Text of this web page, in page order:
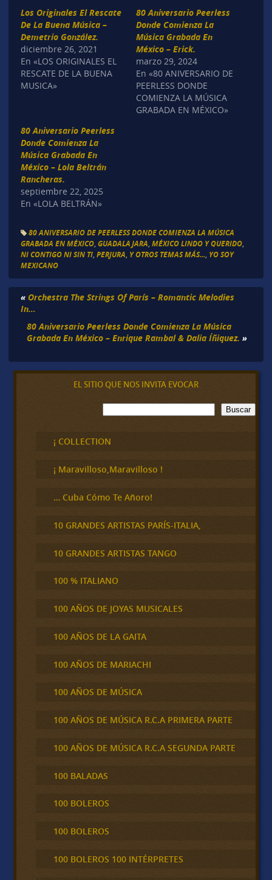
Los Originales El Rescate
De La Buena Música –
Demetrio González.
diciembre 26, 2021
En «LOS ORIGINALES EL
RESCATE DE LA BUENA
MUSICA»
80 Aniversario Peerless
Donde Comienza La
Música Grabada En
México – Erick.
marzo 29, 2024
En «80 ANIVERSARIO DE
PEERLESS DONDE
COMIENZA LA MÚSICA
GRABADA EN MÉXICO»
80 Aniversario Peerless
Donde Comienza La
Música Grabada En
México – Lola Beltrán
Rancheras.
septiembre 22, 2025
En «LOLA BELTRÁN»
80 ANIVERSARIO DE PEERLESS DONDE COMIENZA LA MÚSICA
GRABADA EN MÉXICO, GUADALAJARA MÉXICO LINDO Y QUERIDO,
NI CONTIGO NI SIN TI, PERJURA Y OTROS TEMAS MÁS... YO SOY
MEXICANO
« Orchestra The Strings Of París – Romantic Melodies
In…
80 Aniversario Peerless Donde Comienza La Música
Grabada En México – Enrique Rambal & Dalia Íñiquez. »
EL SITIO QUE NOS INVITA EVOCAR
B
u
c
a
Buscar
¡ COLLECTION
¡ Maravilloso,Maravilloso !
… Cuba Cómo Te Añoro!
10 GRANDES ARTISTAS PARÍS-ITALIA,
10 GRANDES ARTISTAS TANGO
100 % ITALIANO
100 AÑOS DE JOYAS MUSICALES
100 AÑOS DE LA GAITA
100 AÑOS DE MARIACHI
100 AÑOS DE MÚSICA
100 AÑOS DE MÚSICA R.C.A PRIMERA PARTE
100 AÑOS DE MÚSICA R.C.A SEGUNDA PARTE
100 BALADAS
100 BOLEROS
100 BOLEROS
100 BOLEROS 100 INTÉRPRETES